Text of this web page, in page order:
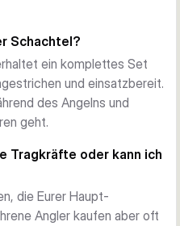
Schachtel?
ein komplettes Set
und einsatzbereit.
des Angelns und
geht.
Tragkräfte oder kann ich
die Eurer Haupt-
Angler kaufen aber oft